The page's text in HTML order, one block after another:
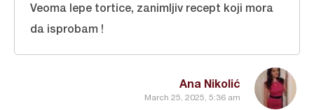
Ana Nikolić
March 25, 2025, 5:36 am
Veoma lepe tortice, zanimljiv recept koji mora
da isprobam !